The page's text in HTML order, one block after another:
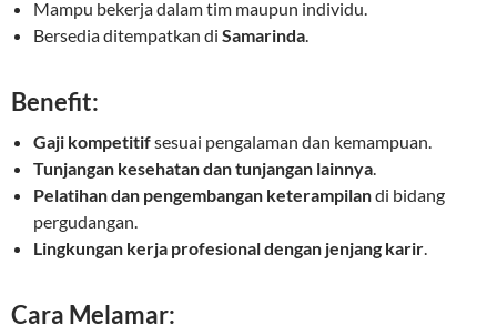
Mampu bekerja dalam tim maupun individu.
Bersedia ditempatkan di Samarinda.
Benefit:
Gaji kompetitifsesuai pengalaman dan kemampuan.
Tunjangan kesehatan dan tunjangan lainnya.
Pelatihan dan pengembangan keterampilandi bidang
pergudangan.
Lingkungan kerja profesional dengan jenjang karir.
Cara Melamar: